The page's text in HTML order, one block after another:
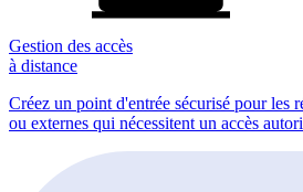
Gestion des accès
à distance
Créez un point d'entrée sécurisé pour les
ou externes qui nécessitent un accès